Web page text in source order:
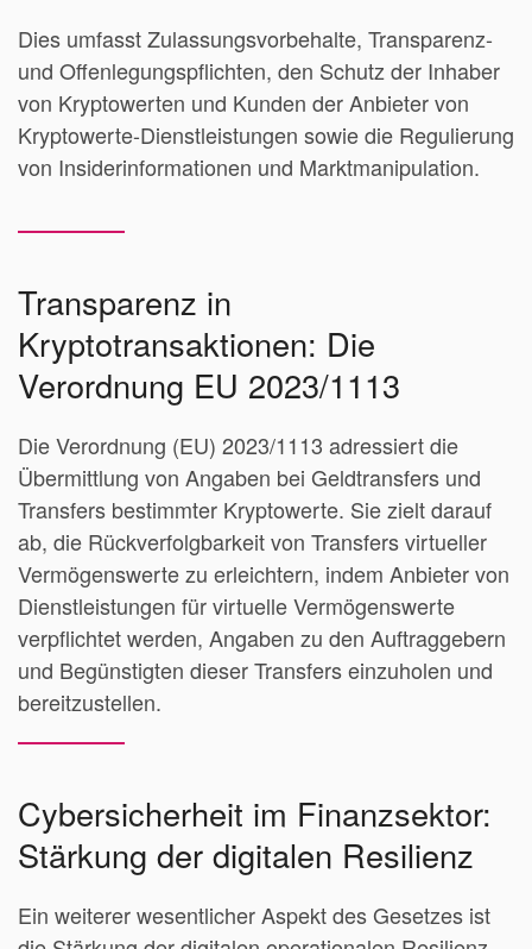
Dies umfasst Zulassungsvorbehalte, Transparenz-
und Offenlegungspflichten, den Schutz der Inhaber
von Kryptowerten und Kunden der Anbieter von
Kryptowerte-Dienstleistungen sowie die Regulierung
von Insiderinformationen und Marktmanipulation.
Transparenz in
Kryptotransaktionen: Die
Verordnung EU 2023/1113
Die Verordnung (EU) 2023/1113 adressiert die
Übermittlung von Angaben bei Geldtransfers und
Transfers bestimmter Kryptowerte. Sie zielt darauf
ab, die Rückverfolgbarkeit von Transfers virtueller
Vermögenswerte zu erleichtern, indem Anbieter von
Dienstleistungen für virtuelle Vermögenswerte
verpflichtet werden, Angaben zu den Auftraggebern
und Begünstigten dieser Transfers einzuholen und
bereitzustellen.
Cybersicherheit im Finanzsektor:
Stärkung der digitalen Resilienz
Ein weiterer wesentlicher Aspekt des Gesetzes ist